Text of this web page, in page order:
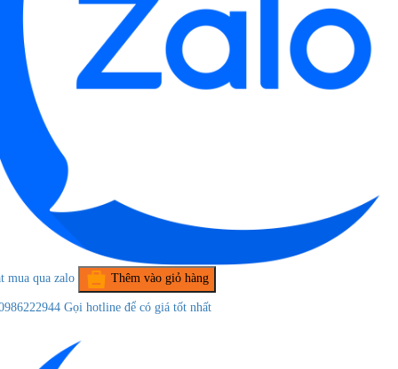
mua qua zalo Thêm vào giỏ hàng
Gọi hotline để có giá tốt nhất